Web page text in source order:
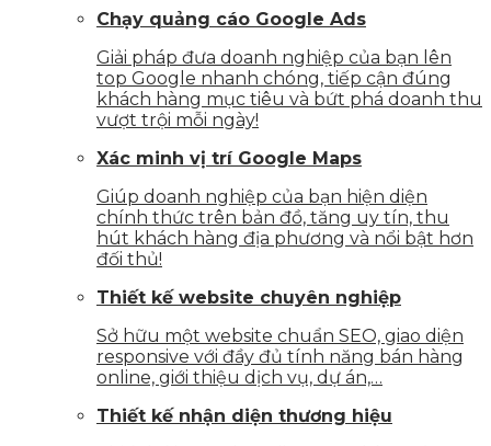
Chạy quảng cáo Google Ads
Giải pháp đưa doanh nghiệp của bạn lên
top Google nhanh chóng, tiếp cận đúng
khách hàng mục tiêu và bứt phá doanh thu
vượt trội mỗi ngày!
Xác minh vị trí Google Maps
Giúp doanh nghiệp của bạn hiện diện
chính thức trên bản đồ, tăng uy tín, thu
hút khách hàng địa phương và nổi bật hơn
đối thủ!
Thiết kế website chuyên nghiệp
Sở hữu một website chuẩn SEO, giao diện
responsive với đầy đủ tính năng bán hàng
online, giới thiệu dịch vụ, dự án,…
Thiết kế nhận diện thương hiệu